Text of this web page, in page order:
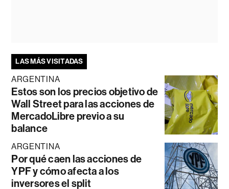
LAS MÁS VISITADAS
ARGENTINA
Estos son los precios objetivo de
Wall Street para las acciones de
MercadoLibre previo a su
balance
ARGENTINA
Por qué caen las acciones de
YPF y cómo afecta a los
inversores el split